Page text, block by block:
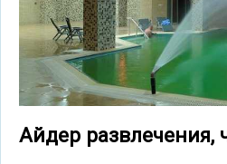
Айдер развлечения,